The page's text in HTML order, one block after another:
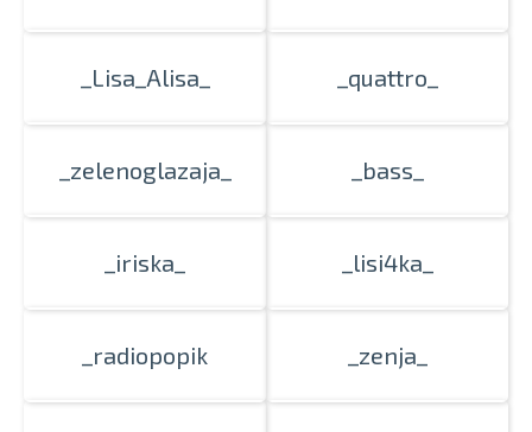
_Lisa_Alisa_ _quattro_
_zelenoglazaja_ _bass_
_iriska_ _lisi4ka_
_radiopopik _zenja_